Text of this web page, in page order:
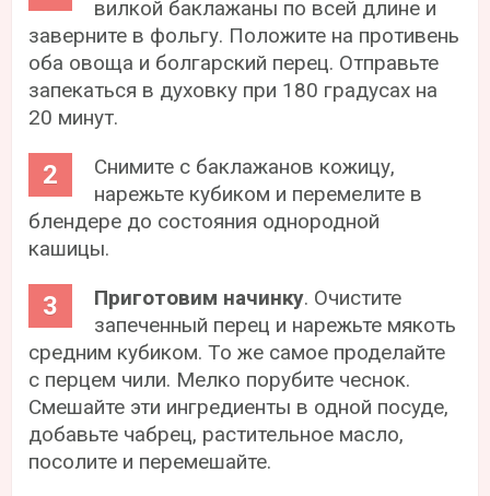
вилкой баклажаны по всей длине и
заверните в фольгу. Положите на противень
оба овоща и болгарский перец. Отправьте
запекаться в духовку при 180 градусах на
20 минут.
Снимите с баклажанов кожицу,
нарежьте кубиком и перемелите в
блендере до состояния однородной
кашицы.
Приготовим начинку. Очистите
запеченный перец и нарежьте мякоть
средним кубиком. То же самое проделайте
с перцем чили. Мелко порубите чеснок.
Смешайте эти ингредиенты в одной посуде,
добавьте чабрец, растительное масло,
посолите и перемешайте.